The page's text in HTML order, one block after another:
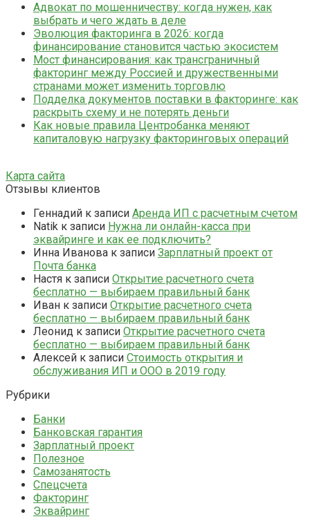
Адвокат по мошенничеству: когда нужен, как
выбрать и чего ждать в деле
Эволюция факторинга в 2026: когда
финансирование становится частью экосистем
Мост финансирования: как трансграничный
факторинг между Россией и дружественными
странами может изменить торговлю
Подделка документов поставки в факторинге: как
раскрыть схему и не потерять деньги
Как новые правила Центробанка меняют
капиталовую нагрузку факторинговых операций
Карта сайта
Отзывы клиентов
Геннадий к записи Аренда ИП с расчетным счетом
Natik к записи Нужна ли онлайн-касса при
эквайринге и как ее подключить?
Инна Иванова к записи Зарплатный проект от
Почта банка
Настя к записи Открытие расчетного счета
бесплатно — выбираем правильный банк
Иван к записи Открытие расчетного счета
бесплатно — выбираем правильный банк
Леонид к записи Открытие расчетного счета
бесплатно — выбираем правильный банк
Алексей к записи Стоимость открытия и
обслуживания ИП и ООО в 2019 году
Рубрики
Банки
Банковская гарантия
Зарплатный проект
Полезное
Самозанятость
Спецсчета
Факторинг
Эквайринг